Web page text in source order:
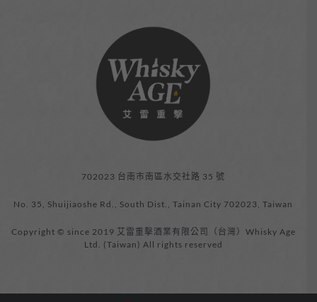
702023 台南市南區水交社路 35 號
No. 35, Shuijiaoshe Rd., South Dist., Tainan City 702023, Taiwan
Copyright © since 2019 艾雷重擊酒業有限公司（台灣）Whisky Age
Ltd. (Taiwan) All rights reserved